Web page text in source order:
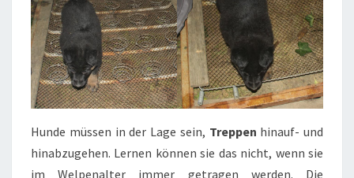
Hunde müssen in der Lage sein, Treppen hinauf- und
hinabzugehen. Lernen können sie das nicht, wenn sie
im Welpenalter immer getragen werden. Die